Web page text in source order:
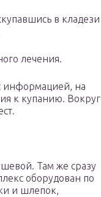
в кладези
лечения.
информацией, на
к купанию. Вокруг
Там же сразу
оборудован по
и шлепок,